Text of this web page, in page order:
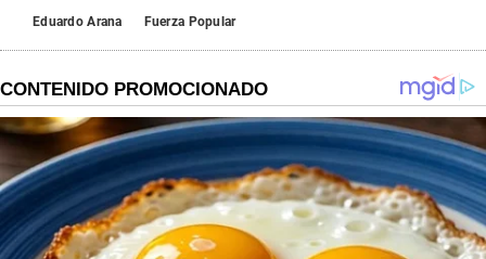
Eduardo Arana Fuerza Popular